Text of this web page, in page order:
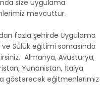
size uygulama
mevcuttur.
fazla şehirde Uygulama
Sülük eğitimi sonrasında
Almanya, Avusturya,
Yunanistan, İtalya
gösterecek eğitmenlerimiz